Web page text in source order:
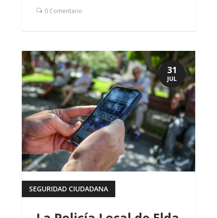
0 Comentario
leer más
SEGURIDAD CIUDADANA
31
JUL